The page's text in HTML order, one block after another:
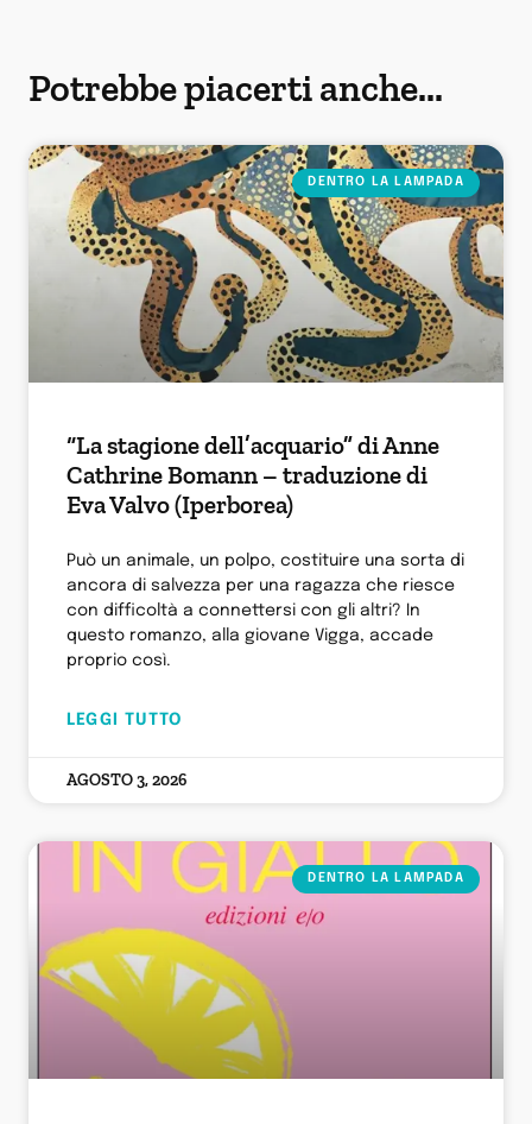
Potrebbe piacerti anche...
DENTRO LA LAMPADA
“La stagione dell’acquario” di Anne
Cathrine Bomann – traduzione di
Eva Valvo (Iperborea)
Può un animale, un polpo, costituire una sorta di
ancora di salvezza per una ragazza che riesce
con difficoltà a connettersi con gli altri? In
questo romanzo, alla giovane Vigga, accade
proprio così.
LEGGI TUTTO
AGOSTO 3, 2026
DENTRO LA LAMPADA